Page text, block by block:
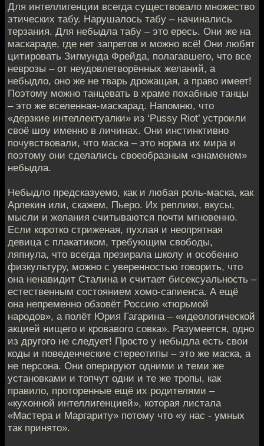
Для интеллигенции всегда существовало множество
этических табу. Нарушалось табу – начинались
терзания. Для небыдла табу – это ересь. Они же на
маскараде, где нет запретов и можно всё! Они любят
цитировать Зигмунда Фрейда, полагавшего, что все
неврозы – от неудовлетворённых желаний, а
небыдло, оно же не тварь дрожащая, а право имеет!
Поэтому можно танцевать в храме похабные танцы
– это же вселенная-маскарад. Напомню, что
«дерзкие интеллектуалки» из ‘Pussy Riot’ устроили
своё шоу именно в личинах. Они инстинктивно
почувствовали, что маска – это норма их мира и
поэтому они сделались своеобразным «знаменем»
небыдла.
Небыдло предсказуемо, как и любая роль-маска, как
Арлекин или, скажем, Пьеро. Их реплики, вкусы,
мысли и желания считываются почти мгновенно.
Если коротко стриженая, пухлая и неопрятная
девица с плакатиком, требующим свободы,
ляпнула, что всегда презирала школу и особенно
физкультуру, можно с уверенностью говорить, что
она ненавидит Сталина и считает бисексуальность –
естественным состоянием хомо-сапиенса. А ещё
она непременно обзовёт Россию «тюрьмой
народов», а полёт Юрия Гагарина – «идеологической
акцией нищего и кровавого совка». Разумеется, одно
из другого не следует! Просто у небыдла есть свои
коды и поведенческие стереотипы – это же маска, а
не персона. Они оперируют одними и теми же
установками и топчут одни и те же тропы, как
правило, проторенные ещё их родителями –
«кухонной интеллигенцией», которая листала
«Мастера и Маргариту» потому что «у нас - умных
так принято».